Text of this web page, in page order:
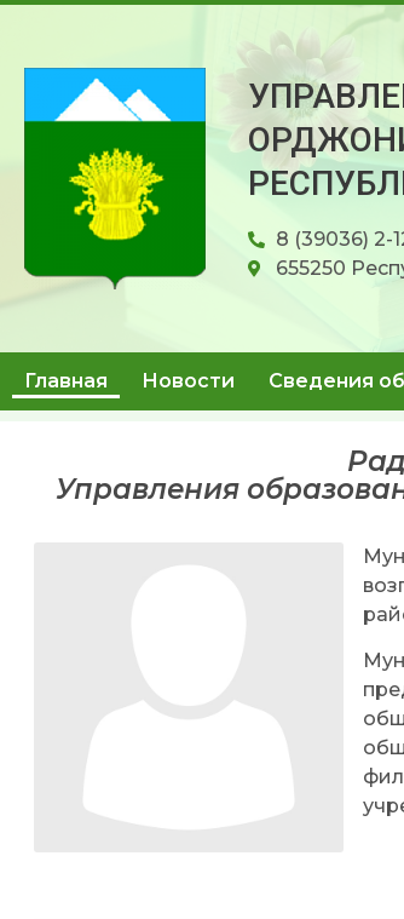
8 (39036) 2-
655250
Главная Новости Сведения
Управления